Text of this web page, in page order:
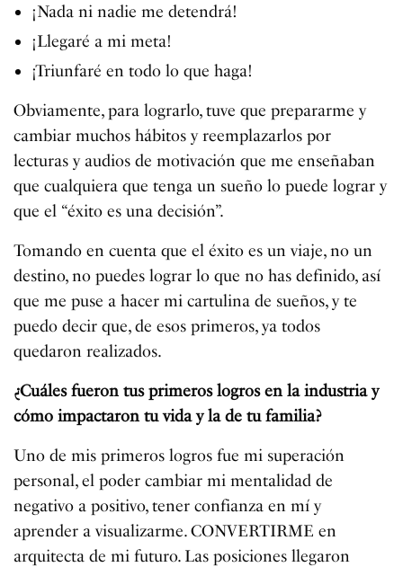
¡Nada ni nadie me detendrá!
¡Llegaré a mi meta!
¡Triunfaré en todo lo que haga!
Obviamente, para lograrlo, tuve que prepararme y
cambiar muchos hábitos y reemplazarlos por
lecturas y audios de motivación que me enseñaban
que cualquiera que tenga un sueño lo puede lograr y
que el “éxito es una decisión”.
Tomando en cuenta que el éxito es un viaje, no un
destino, no puedes lograr lo que no has definido, así
que me puse a hacer mi cartulina de sueños, y te
puedo decir que, de esos primeros, ya todos
quedaron realizados.
¿Cuáles fueron tus primeros logros en la industria y
cómo impactaron tu vida y la de tu familia?
Uno de mis primeros logros fue mi superación
personal, el poder cambiar mi mentalidad de
negativo a positivo, tener confianza en mí y
aprender a visualizarme. CONVERTIRME en
arquitecta de mi futuro. Las posiciones llegaron